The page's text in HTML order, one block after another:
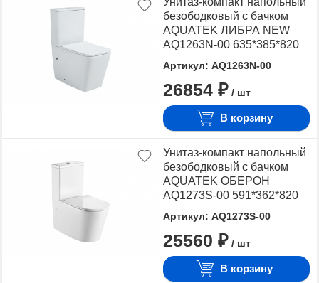
безободковый с бачком
AQUATEK ЛИБРА NEW
AQ1263N-00 635*385*820
выпуск, тонкое сиденье с
механизмом плавного
Артикул: AQ1263N-00
26854 ₽ / шт
В корзину
Унитаз-компакт напольный
безободковый с бачком
AQUATEK ОБЕРОН
AQ1273S-00 591*362*820
выпуск, тонкое сиденье с
механизмом плавного
Артикул: AQ1273S-00
25560 ₽ / шт
В корзину